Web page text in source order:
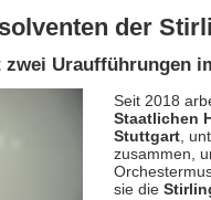
der
Uraufführungen
Seit 2018
Staatlichen
Stuttgart,
zusammen,
sie die